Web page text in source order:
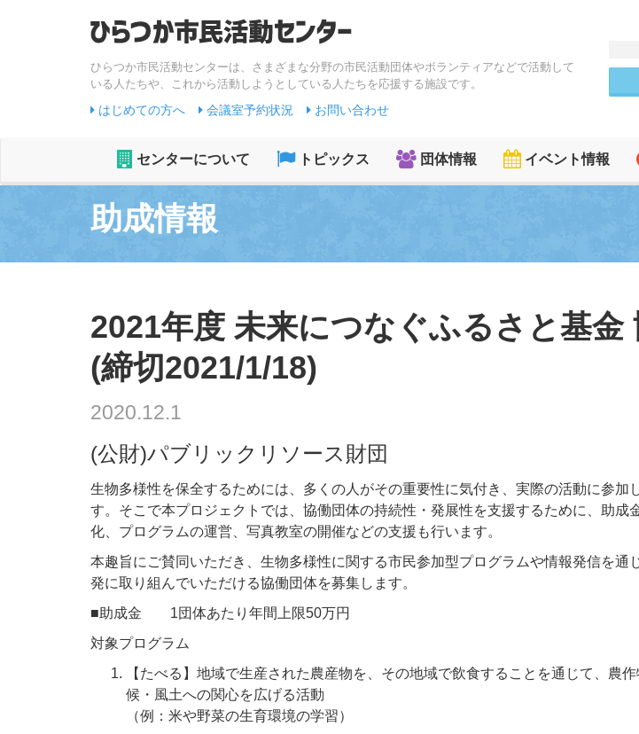
ひらつか市民活動センターは、さまざまな分野の市民活動団体やボランティアなどで活動して
いる人たちや、これから活動しようとしている人たちを応援する施設です。
はじめての方へ 会議室予約状況 お問い合わせ
センターについて トピックス 団体情報 イベント情報
助成情報
2021年度 未来につなぐふるさと基金
(締切2021/1/18)
2020.12.1
(公財)パブリックリソース財団
生物多様性を保全するためには、多くの人がその重要性に気付き、実際の活動に参加
す。そこで本プロジェクトでは、協働団体の持続性・発展性を支援するために、助成
化、プログラムの運営、写真教室の開催などの支援も行います。
本趣旨にご賛同いただき、生物多様性に関する市民参加型プログラムや情報発信を通
発に取り組んでいただける協働団体を募集します。
■助成金 1団体あたり年間上限50万円
対象プログラム
【たべる】地域で生産された農産物を、その地域で飲食することを通じて、農
候・風土への関心を広げる活動
（例：米や野菜の生育環境の学習）